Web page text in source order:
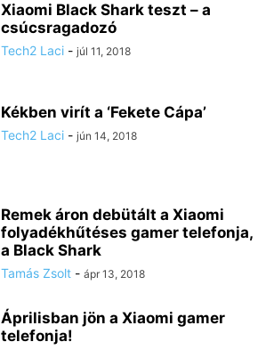
Xiaomi Black Shark teszt – a
csúcsragadozó
Tech2 Laci - júl 11, 2018
Kékben virít a ‘Fekete Cápa’
Tech2 Laci - jún 14, 2018
Remek áron debütált a Xiaomi
folyadékhűtéses gamer telefonja,
a Black Shark
Tamás Zsolt - ápr 13, 2018
Áprilisban jön a Xiaomi gamer
telefonja!